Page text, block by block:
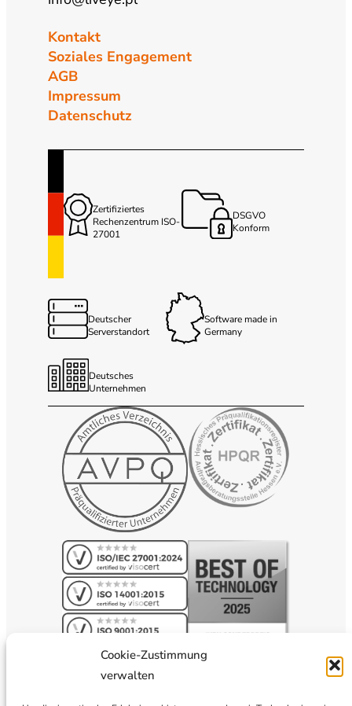
Cookie-Zustimmung
verwalten
Kontakt
Soziales Engagement
AGB
Impressum
Datenschutz
Zertifiziertes
Rechenzentrum ISO-
27001
DSGVO
Konform
Deutscher
Serverstandort
Software made in
Germany
Deutsches
Unternehmen